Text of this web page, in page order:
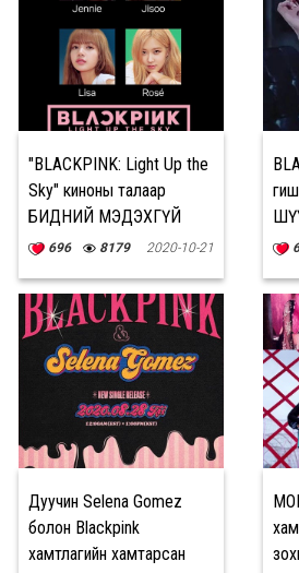
"BLACKPINK: Light Up the
Sky" киноны талаар
БИДНИЙ МЭДЭХГҮЙ
баримтууд
696 8179 2020-10-21
Дуучин Selena Gomez
болон Blackpink
хамтлагийн хамтарсан